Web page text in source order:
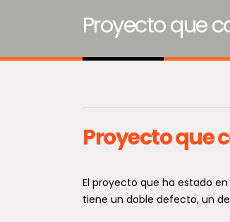
Proyecto que
Proyecto que
El proyecto que ha estado
tiene un doble defecto, un
Subpesca activa
$600 millones para
reconstruir el sector
pesquero